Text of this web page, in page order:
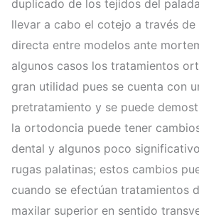
duplicado de los tejidos del
llevar a cabo el cotejo a través de
directa entre modelos ante
algunos casos los tratamientos
gran utilidad pues se cuenta con
pretratamiento y se puede
la ortodoncia puede tener
dental y algunos poco
rugas palatinas; estos cambios
cuando se efectúan tratamientos
maxilar superior en sentido